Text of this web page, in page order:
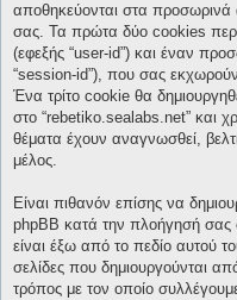
αποθηκεύονται στα προσωρινά
σας. Τα πρώτα δύο cookies
(εφεξής “user-id”) και έναν
“session-id”), που σας
Ένα τρίτο cookie θα
στο “rebetiko.sealabs.net” και
θέματα έχουν αναγνωσθεί,
μέλος.
Είναι πιθανόν επίσης να
phpBB κατά την πλοήγησή σας
είναι έξω από το πεδίο αυτού
σελίδες που δημιουργούνται
τρόπος με τον οποίο